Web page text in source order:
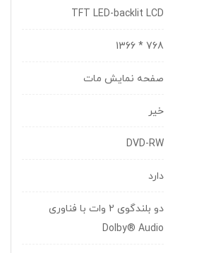
TFT LED-backlit LCD
768 * 1366
صفحه نمایش مات
خیر
DVD-RW
دارد
دو بلندگوی 2 وات با فناوری
Dolby® Audio